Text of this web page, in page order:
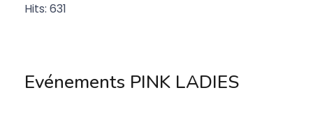
Hits: 631
Evénements PINK LADIES